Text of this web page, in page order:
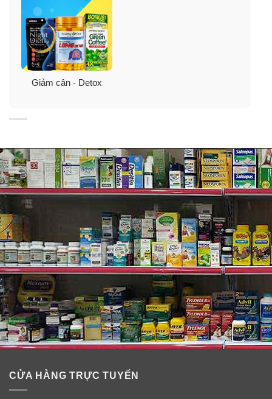
Thành phần của kẹo Socola giảm cân Đan
Mạch
Thành phần của kẹo socola giảm cân hoàn toàn từ thảo
dược thiên nhiên nên không gây tác dụng phụ, mệt mỏi
hay hại sức khỏe.
+ Thành phần chính từ cacao đen giúp hỗ trợ giảm cân
Giảm cân - Detox
CỬA HÀNG TRỰC TUYẾN